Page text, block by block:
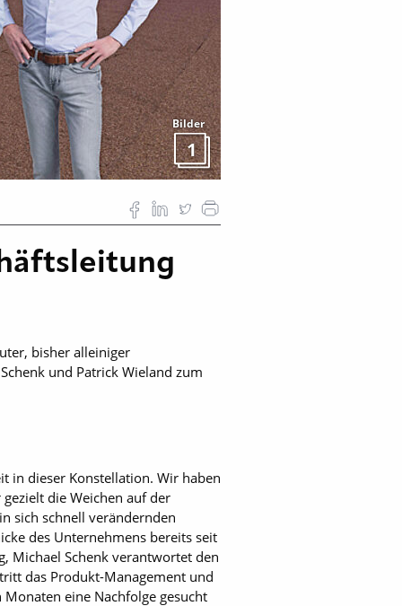
Bilder
1
bisher alleiniger
und Patrick Wieland zum
in dieser Konstellation. Wir haben
die Weichen auf der
sich schnell verändernden
des Unternehmens bereits seit
Michael Schenk verantwortet den
das Produkt-Management und
eine Nachfolge gesucht